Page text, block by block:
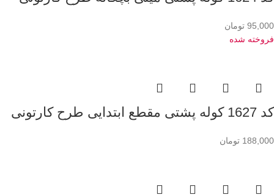
95,000 تومان
فروخته شده
کد 1627 کوله پشتی مقطع ابتدایی طرح کارتونی
188,000 تومان